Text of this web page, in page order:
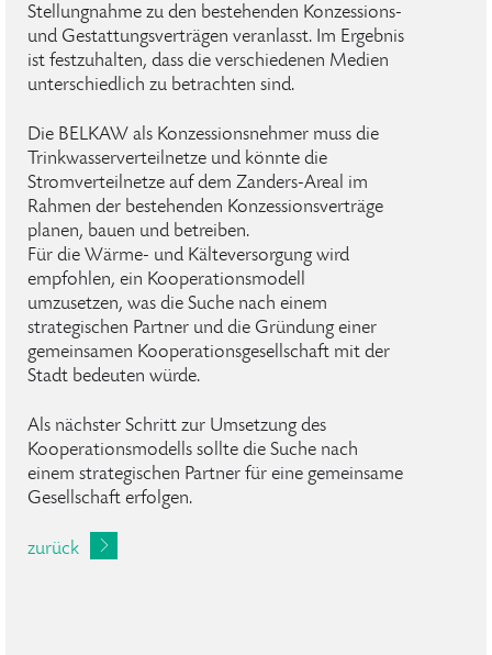
Stellungnahme zu den bestehenden Konzessions-
und Gestattungsverträgen veranlasst. Im Ergebnis
ist festzuhalten, dass die verschiedenen Medien
unterschiedlich zu betrachten sind.
Die BELKAW als Konzessionsnehmer muss die
Trinkwasserverteilnetze und könnte die
Stromverteilnetze auf dem Zanders-Areal im
Rahmen der bestehenden Konzessionsverträge
planen, bauen und betreiben.
Für die Wärme- und Kälteversorgung wird
empfohlen, ein Kooperationsmodell
umzusetzen, was die Suche nach einem
strategischen Partner und die Gründung einer
gemeinsamen Kooperationsgesellschaft mit der
Stadt bedeuten würde.
Als nächster Schritt zur Umsetzung des
Kooperationsmodells sollte die Suche nach
einem strategischen Partner für eine gemeinsame
Gesellschaft erfolgen.
zurück